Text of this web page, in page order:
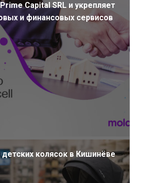
Capital SRL и укрепляет
и финансовых сервисов
колясок в Кишинёве